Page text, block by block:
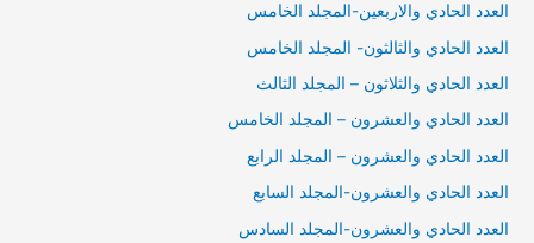
العدد الحادي والاربعين-المجلد الخامس
العدد الحادي والثالثون- المجلد الخامس
العدد الحادي والثلاثون – المجلد الثالث
العدد الحادي والعشرون – المجلد الخامس
العدد الحادي والعشرون – المجلد الرابع
العدد الحادي والعشرون-المجلد السابع
العدد الحادي والعشرون-المجلد السادس